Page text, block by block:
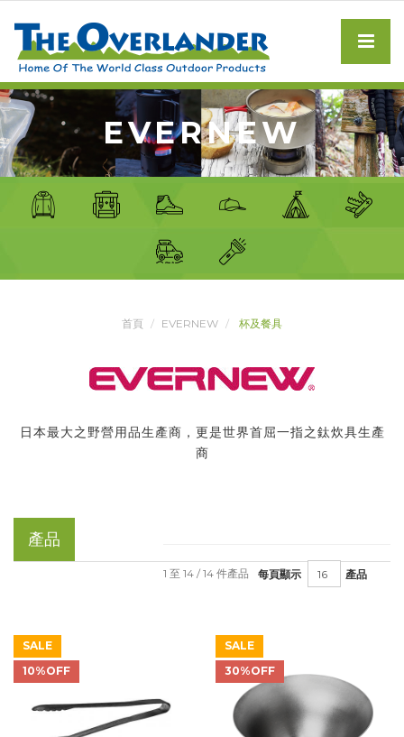
EVERNEW
首頁 EVERNEW 杯及餐具
日本最大之野營用品生產商，更是世界首屈一指之鈦炊具生產
商
產品
每頁顯示 產品
1 至 14 / 14 件產品
SALE
10%OFF
SALE
30%OFF